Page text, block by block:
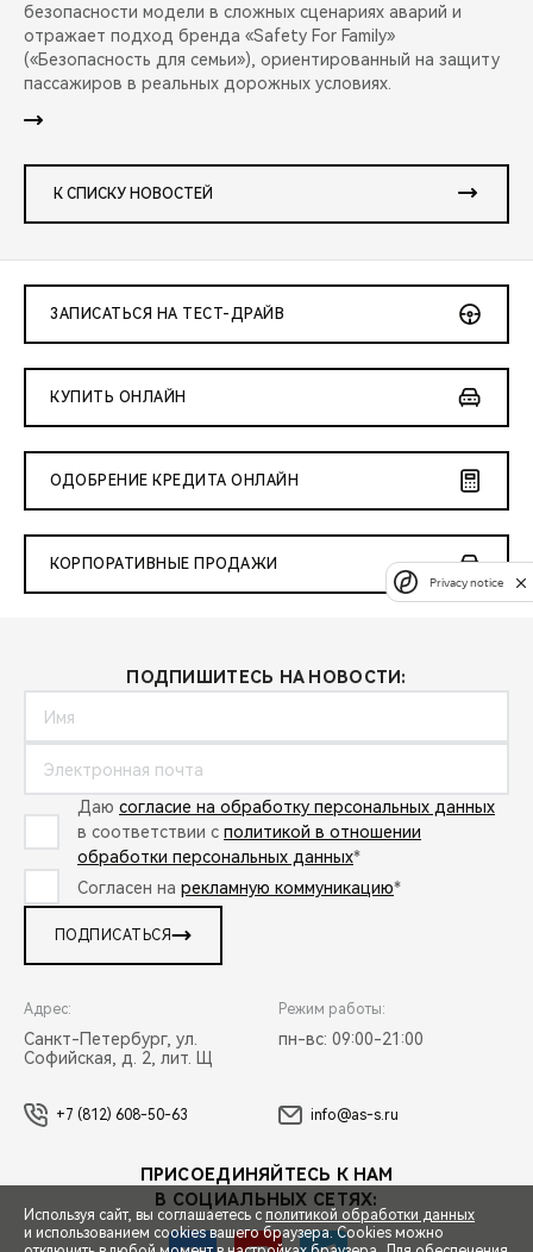
безопасности модели в сложных сценариях аварий и
отражает подход бренда «Safety For Family»
(«Безопасность для семьи»), ориентированный на защиту
пассажиров в реальных дорожных условиях.
К СПИСКУ НОВОСТЕЙ
ЗАПИСАТЬСЯ НА ТЕСТ-ДРАЙВ
КУПИТЬ ОНЛАЙН
ОДОБРЕНИЕ КРЕДИТА ОНЛАЙН
КОРПОРАТИВНЫЕ ПРОДАЖИ
ПОДПИШИТЕСЬ НА НОВОСТИ:
Даю согласие на обработку персональных данных
в соответствии с политикой в отношении
обработки персональных данных*
Согласен на рекламную коммуникацию*
ПОДПИСАТЬСЯ
Адрес:
Санкт-Петербург, ул.
Софийская, д. 2, лит. Щ
Режим работы:
пн-вс: 09:00-21:00
+7 (812) 608-50-63 info@as-s.ru
ПРИСОЕДИНЯЙТЕСЬ К НАМ
В СОЦИАЛЬНЫХ СЕТЯХ:
Используя сайт, вы соглашаетесь с политикой обработки данных
и использованием cookies вашего браузера. Cookies можно
Privacy notice